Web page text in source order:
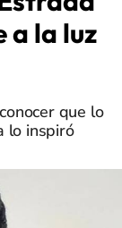
a la luz
que lo
lo inspiró